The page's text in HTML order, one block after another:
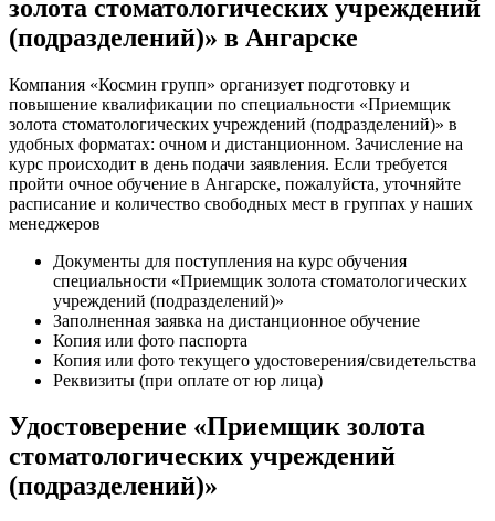
золота стоматологических учреждений
(подразделений)» в Ангарске
Компания «Космин групп» организует подготовку и
повышение квалификации по специальности «Приемщик
золота стоматологических учреждений (подразделений)» в
удобных форматах: очном и дистанционном. Зачисление на
курс происходит в день подачи заявления. Если требуется
пройти очное обучение в Ангарске, пожалуйста, уточняйте
расписание и количество свободных мест в группах у наших
менеджеров
Документы для поступления на курс обучения
специальности «Приемщик золота стоматологических
учреждений (подразделений)»
Заполненная заявка на дистанционное обучение
Копия или фото паспорта
Копия или фото текущего удостоверения/свидетельства
Реквизиты (при оплате от юр лица)
Удостоверение «Приемщик золота
стоматологических учреждений
(подразделений)»